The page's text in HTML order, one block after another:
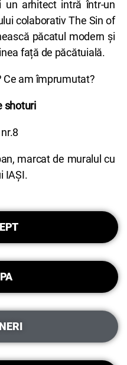
un arhitect intră într-un
colaborativ The Sin of
păcatul modern și
față de păcătuială.
Ce am împrumutat?
shoturi
marcat de muralul cu
IAȘI.